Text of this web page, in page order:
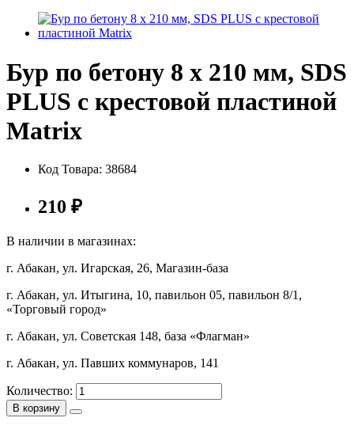
Строительные товары
Все для бани
Оплата и доставка
Сервис-центр
Бур по бетону 8 х 210 мм, SDS
PLUS c крестовой пластиной
Matrix
Код Товара: 38684
210 ₽
В наличии в магазинах:
г. Абакан, ул. Игарская, 26, Магазин-база
г. Абакан, ул. Итыгина, 10, павильон 05, павильон 8/1,
«Торговый город»
г. Абакан, ул. Советская 148, база «Флагман»
г. Абакан, ул. Павших коммунаров, 141
Количество:
В корзину